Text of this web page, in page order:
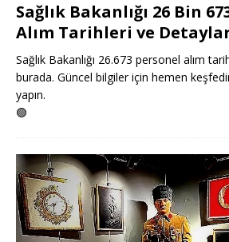
Sağlık Bakanlığı 26 Bin
Alım Tarihleri ve
Sağlık Bakanlığı 26.673 personel alım
burada. Güncel bilgiler için hemen
yapın.
🟢